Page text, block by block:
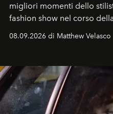
migliori momenti dello
fashion show nel corso
08.09.2026 di Matthew Velasco